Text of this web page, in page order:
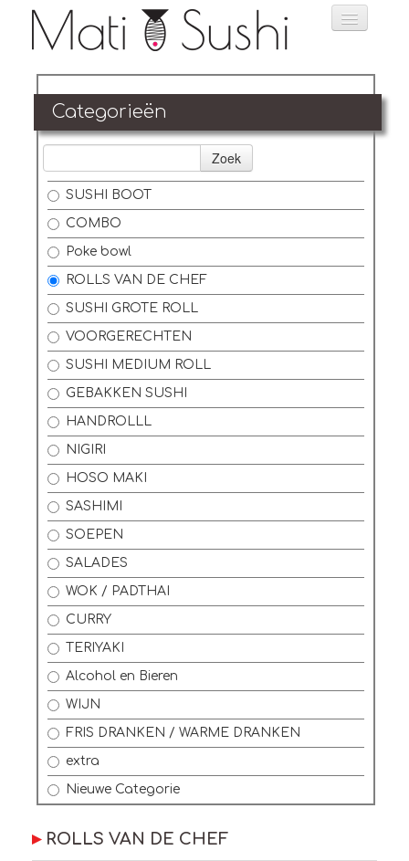
Bestellen
Reservatie
Foto's
Login
Contact
Categorieën
Zoek
SUSHI BOOT
COMBO
Poke bowl
ROLLS VAN DE CHEF
SUSHI GROTE ROLL
VOORGERECHTEN
SUSHI MEDIUM ROLL
GEBAKKEN SUSHI
HANDROLLL
NIGIRI
HOSO MAKI
SASHIMI
SOEPEN
SALADES
WOK / PADTHAI
CURRY
TERIYAKI
Alcohol en Bieren
WIJN
FRIS DRANKEN / WARME DRANKEN
extra
Nieuwe Categorie
ROLLS VAN DE CHEF